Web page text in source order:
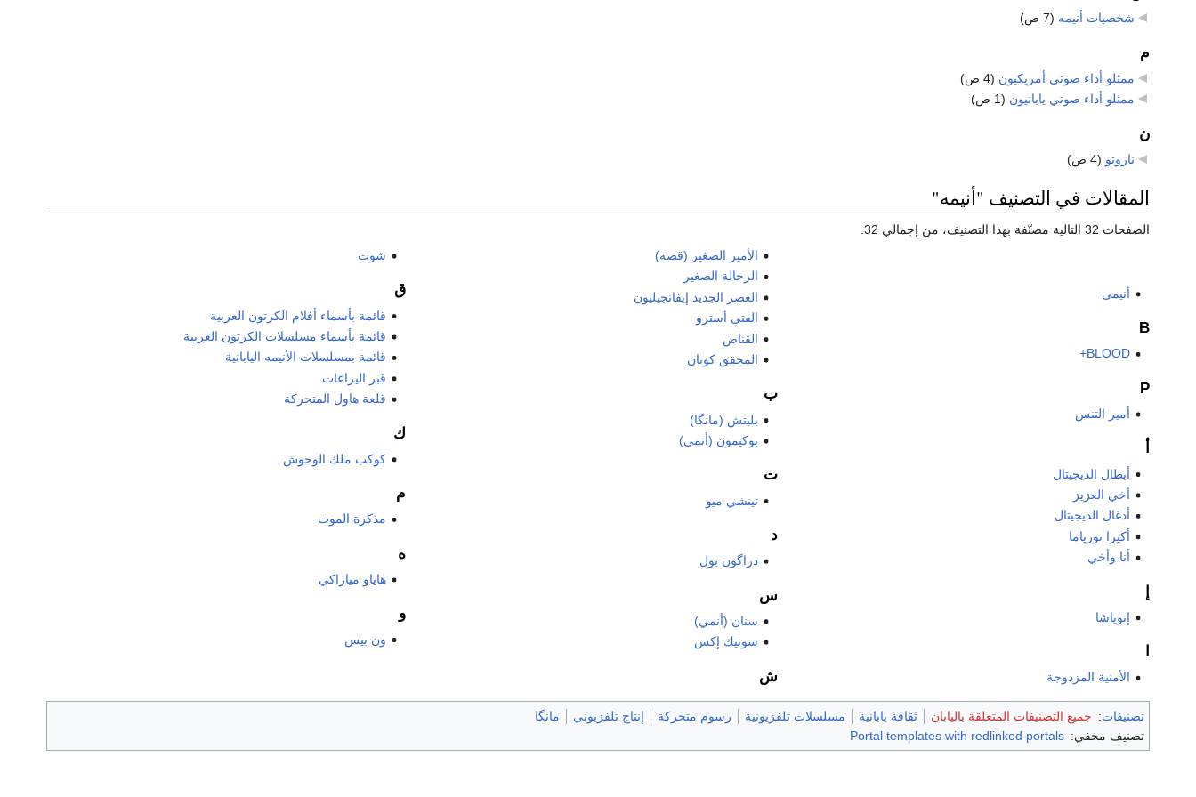
شخصيات أنيمه (7 ص)
م
ممثلو أداء صوتي أمريكيون (4 ص)
ممثلو أداء صوتي يابانيون (1 ص)
ن
ناروتو (4 ص)
المقالات في التصنيف "أنيمه"
الصفحات 32 التالية مصنّفة بهذا التصنيف، من إجمالي 32.
أنيمى
B
BLOOD+
P
أمير التنس
أبطال الديجيتال
أخي العزيز
أدغال الديجيتال
أكيرا تورياما
أنا وأخي
إنوياشا
الأمنية المزدوجة
الأمير الصغير (قصة)
الرحالة الصغير
العصر الجديد إيفانجيليون
الفتى أسترو
القناص
المحقق كونان
ب
بليتش (مانگا)
بوكيمون (أنمي)
ت
تينشي ميو
د
دراگون بول
س
سنان (أنمي)
سونيك إكس
ش
شوت
ق
قائمة بأسماء أفلام الكرتون العربية
قائمة بأسماء مسلسلات الكرتون العربية
قائمة بمسلسلات الأنيمه اليابانية
قبر اليراعات
قلعة هاول المتحركة
ك
كوكب ملك الوحوش
م
مذكرة الموت
ه
هاياو ميازاكي
و
ون بيس
تصنيفات: جميع التصنيفات المتعلقة باليابان ثقافة يابانية مسلسلات تلفزيونية رسوم متحركة إنتاج تلفزيوني
مانگا
تصنيف مخفي: Portal templates with redlinked portals